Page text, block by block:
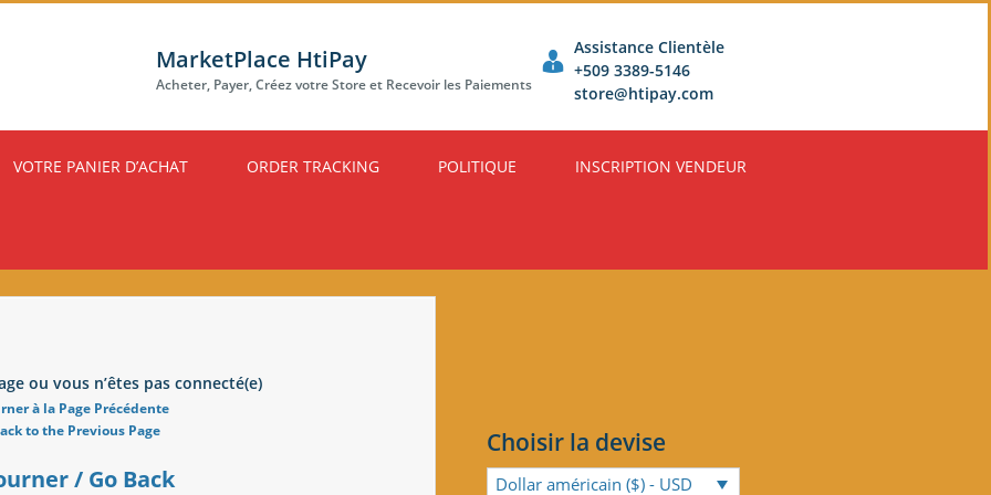
MarketPlace HtiPay
Acheter, Payer, Créez votre Store et Recevoir les Paiements
Assistance Clientèle
+509 3389-5146
store@htipay.com
VOTRE PANIER D’ACHAT ORDER TRACKING POLITIQUE INSCRIPTION VENDEUR
ou vous n’êtes pas connecté(e)
à la Page Précédente
to the Previous Page
/ Go Back
Choisir la devise
Dollar américain ($) - USD